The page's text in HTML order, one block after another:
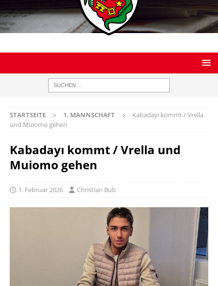
STARTSEITE 1. MANNSCHAFT
Kabadayı kommt / Vrella
und Muiomo gehen
Kabadayı kommt / Vrella und
Muiomo gehen
1. Februar 2026 Christian Bub